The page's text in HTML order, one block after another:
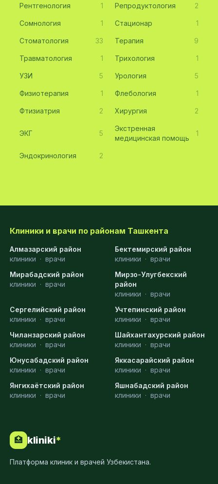
Рентгенология 1 Репродуктология 2
Сомнология 1 Стационар 1
Стоматология 33 Терапия 9
Травматология 1 Трихология 1
УЗИ 5 Урология 5
Физиотерапия 1 Флебология 1
Фтизиатрия 2 Хирургия 2
ЭКГ 5
Экстренная
медицинская помощь
1
Эндокринология 2
Клиники и врачи по районам Ташкента
Алмазарский район
клиники · врачи
Бектемирский район
клиники · врачи
Мирабадский район
клиники · врачи
Мирзо-Улугбекский
район
клиники · врачи
Сергелийский район
клиники · врачи
Учтепинский район
клиники · врачи
Чиланзарский район
клиники · врачи
Шайхантахурский район
клиники · врачи
Юнусабадский район
клиники · врачи
Яккасарайский район
клиники · врачи
Янгихаётский район
клиники · врачи
Яшнабадский район
клиники · врачи
🏥 kliniki*
Платформа клиник и врачей Узбекистана.